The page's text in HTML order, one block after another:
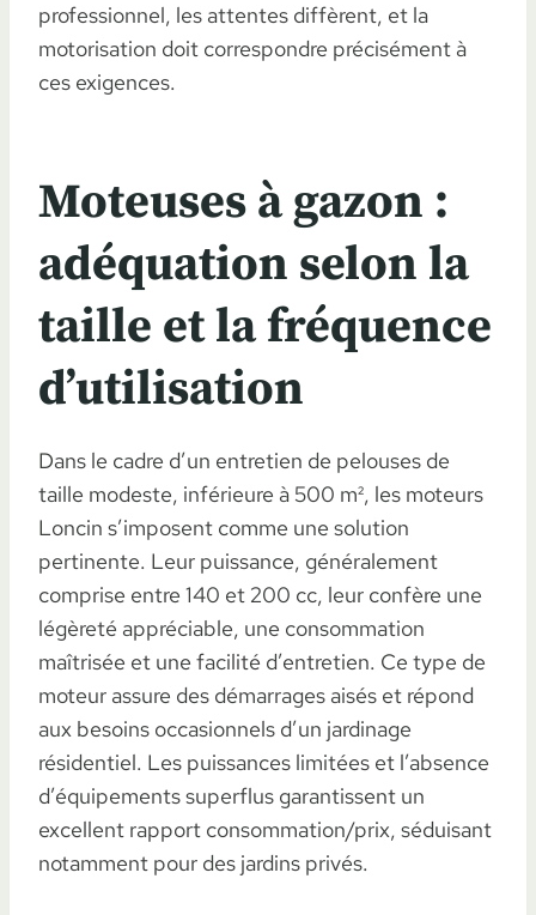
professionnel, les attentes diffèrent, et la
motorisation doit correspondre précisément à
ces exigences.
Moteuses à gazon :
adéquation selon la
taille et la fréquence
d’utilisation
Dans le cadre d’un entretien de pelouses de
taille modeste, inférieure à 500 m², les moteurs
Loncin s’imposent comme une solution
pertinente. Leur puissance, généralement
comprise entre 140 et 200 cc, leur confère une
légèreté appréciable, une consommation
maîtrisée et une facilité d’entretien. Ce type de
moteur assure des démarrages aisés et répond
aux besoins occasionnels d’un jardinage
résidentiel. Les puissances limitées et l’absence
d’équipements superflus garantissent un
excellent rapport consommation/prix, séduisant
notamment pour des jardins privés.